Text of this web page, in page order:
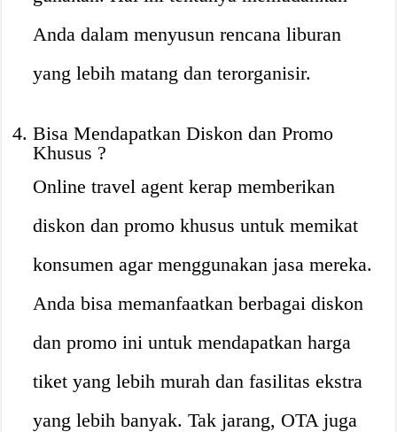
Anda dalam menyusun rencana liburan
yang lebih matang dan terorganisir.
Bisa Mendapatkan Diskon dan Promo
Khusus ?
Online travel agent kerap memberikan
diskon dan promo khusus untuk memikat
konsumen agar menggunakan jasa mereka.
Anda bisa memanfaatkan berbagai diskon
dan promo ini untuk mendapatkan harga
tiket yang lebih murah dan fasilitas ekstra
yang lebih banyak. Tak jarang, OTA juga